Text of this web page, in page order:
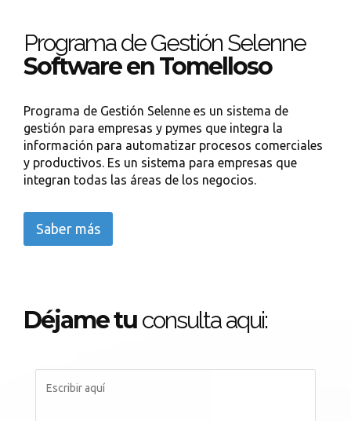
Programa de Gestión Selenne
Software en Tomelloso
Programa de Gestión Selenne es un sistema de
gestión para empresas y pymes que integra la
información para automatizar procesos comerciales
y productivos. Es un sistema para empresas que
integran todas las áreas de los negocios.
Saber más
Déjame tu consulta aqui: